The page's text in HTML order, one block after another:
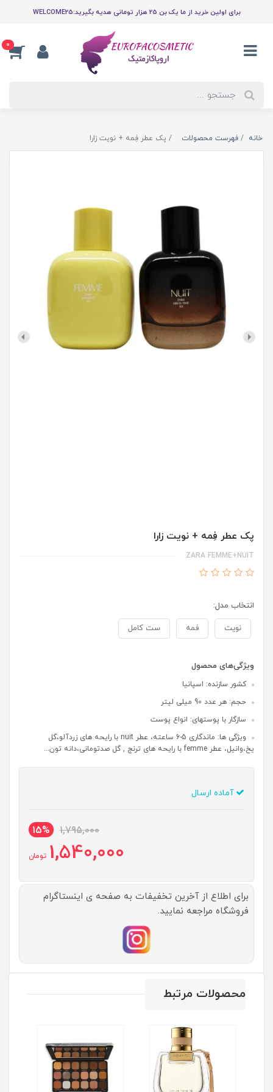
برای اولین خرید از ما یک بن 25 هزار تومانی هدیه بگیرید:WELCOME25
0
خانه فهرست محصولات پک عطر فِمه + نویت زارا
پک عطر فِمه + نویت زارا
ZARA FEMME+NUIT
انتخاب مدل:
نویت فمه ست کامل
ویژگی‌های محصول
کشور سازنده: اسپانیا
حجم: هر عدد 90 میلی لیتر
سازگار با پوستهای: انواع پوست
ویژگی ها: ماندگاری 5-6 ساعته، عطر nuit با رایحه های زردآلو،گل
یخ،وانیل، عطر femme با رایحه های ترنج , گل صدتومانی،دانه تون...
آماده ارسال
1,795,000
15%
1,540,000 تومان
برای اطلاع از آخرین تخفیفات به صفحه ی اینستاگرام
فروشگاه مراجعه نمایید.
محصولات مرتبط